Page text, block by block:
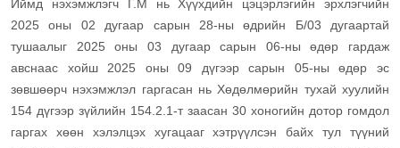
Иймд нэхэмжлэгч Г.М нь Хүүхдийн цэцэрлэгийн эрхлэгчийн
2025 оны 02 дугаар сарын 28-ны өдрийн Б/03 дугаартай
тушаалыг 2025 оны 03 дугаар сарын 06-ны өдөр гардаж
авснаас хойш 2025 оны 09 дүгээр сарын 05-ны өдөр эс
зөвшөөрч нэхэмжлэл гаргасан нь Хөдөлмөрийн тухай хуулийн
154 дүгээр зүйлийн 154.2.1-т заасан 30 хоногийн дотор гомдол
гаргах хөөн хэлэлцэх хугацааг хэтрүүлсэн байх тул түүний